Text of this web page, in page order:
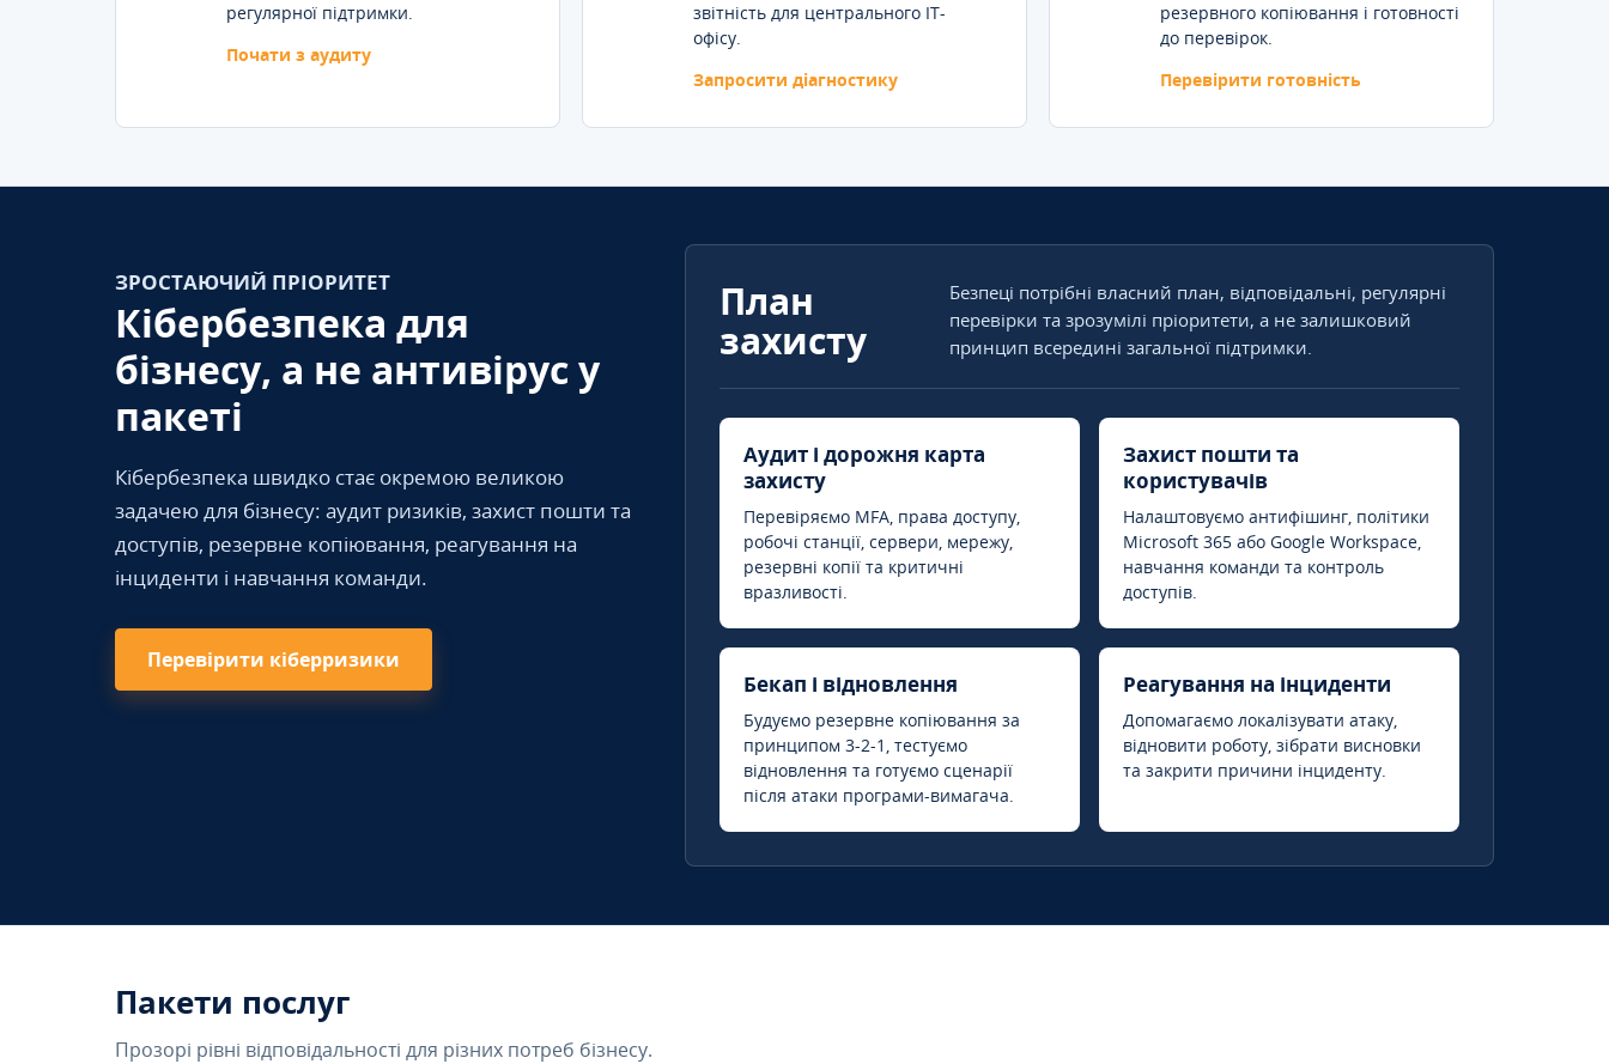
регулярної підтримки.
Почати з аудиту
звітність для центрального IT-
офісу.
Запросити діагностику
резервного копіювання і готовності
до перевірок.
Перевірити готовність
ЗРОСТАЮЧИЙ ПРІОРИТЕТ
Кібербезпека для
бізнесу, а не антивірус у
пакеті
Кібербезпека швидко стає окремою великою
задачею для бізнесу: аудит ризиків, захист пошти та
доступів, резервне копіювання, реагування на
інциденти і навчання команди.
Перевірити кіберризики
План
захисту
Безпеці потрібні власний план, відповідальні, регулярні
перевірки та зрозумілі пріоритети, а не залишковий
принцип всередині загальної підтримки.
Аудит і дорожня карта
захисту
Перевіряємо MFA, права доступу,
робочі станції, сервери, мережу,
резервні копії та критичні
вразливості.
Захист пошти та
користувачів
Налаштовуємо антифішинг, політики
Microsoft 365 або Google Workspace,
навчання команди та контроль
доступів.
Бекап і відновлення
Будуємо резервне копіювання за
принципом 3-2-1, тестуємо
відновлення та готуємо сценарії
після атаки програми-вимагача.
Реагування на інциденти
Допомагаємо локалізувати атаку,
відновити роботу, зібрати висновки
та закрити причини інциденту.
Пакети послуг
Прозорі рівні відповідальності для різних потреб бізнесу.